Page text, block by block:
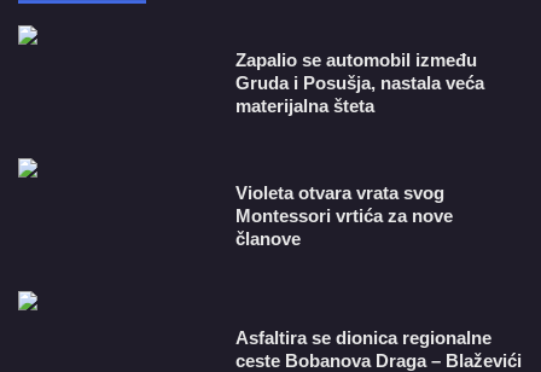
Zapalio se automobil između
Gruda i Posušja, nastala veća
materijalna šteta
Violeta otvara vrata svog
Montessori vrtića za nove
članove
Asfaltira se dionica regionalne
ceste Bobanova Draga – Blaževići